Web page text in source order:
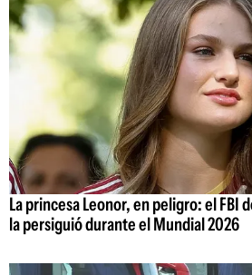
La princesa Leonor, en peligro: el FBI
la persiguió durante el Mundial 2026